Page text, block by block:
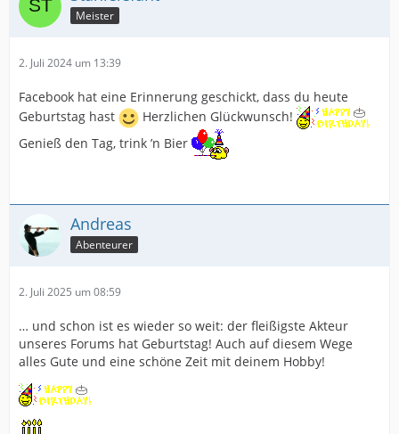
Meister
2. Juli 2024 um 13:39
Facebook hat eine Erinnerung geschickt, dass du heute
Geburtstag hast
Herzlichen Glückwunsch!
Genieß den Tag, trink ’n Bier
Andreas
Abenteurer
2. Juli 2025 um 08:59
… und schon ist es wieder so weit: der fleißigste Akteur
unseres Forums hat Geburtstag! Auch auf diesem Wege
alles Gute und eine schöne Zeit mit deinem Hobby!